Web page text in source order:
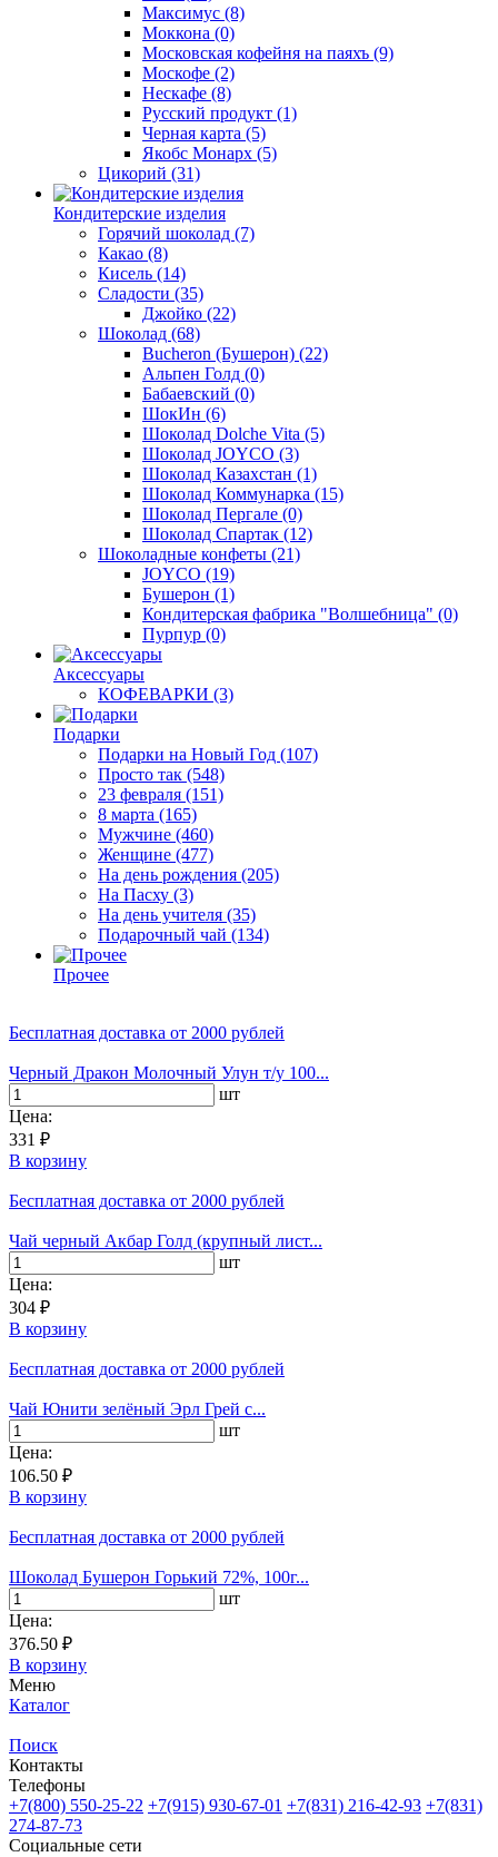
Максимус (8)
Моккона (0)
Московская кофейня на паяхъ (9)
Москофе (2)
Нескафе (8)
Русский продукт (1)
Черная карта (5)
Якобс Монарх (5)
Цикорий (31)
Кондитерские изделия
Горячий шоколад (7)
Какао (8)
Кисель (14)
Сладости (35)
Джойко (22)
Шоколад (68)
Bucheron (Бушерон) (22)
Альпен Голд (0)
Бабаевский (0)
ШокИн (6)
Шоколад Dolche Vita (5)
Шоколад JOYCO (3)
Шоколад Казахстан (1)
Шоколад Коммунарка (15)
Шоколад Пергале (0)
Шоколад Спартак (12)
Шоколадные конфеты (21)
JOYCO (19)
Бушерон (1)
Кондитерская фабрика "Волшебница" (0)
Пурпур (0)
Аксессуары
КОФЕВАРКИ (3)
Подарки
Подарки на Новый Год (107)
Просто так (548)
23 февраля (151)
8 марта (165)
Мужчине (460)
Женщине (477)
На день рождения (205)
На Пасху (3)
На день учителя (35)
Подарочный чай (134)
Прочее
Бесплатная доставка от 2000 рублей
Черный Дракон Молочный Улун т/у 100...
шт
Цена:
331 ₽
В корзину
Бесплатная доставка от 2000 рублей
Чай черный Акбар Голд (крупный лист...
шт
Цена:
304 ₽
В корзину
Бесплатная доставка от 2000 рублей
Чай Юнити зелёный Эрл Грей с...
шт
Цена:
106.50 ₽
В корзину
Бесплатная доставка от 2000 рублей
Шоколад Бушерон Горький 72%, 100г...
шт
Цена:
376.50 ₽
В корзину
Меню
Каталог
Поиск
Контакты
Телефоны
+7(800) 550-25-22 +7(915) 930-67-01 +7(831) 216-42-93 +7(831)
274-87-73
Социальные сети